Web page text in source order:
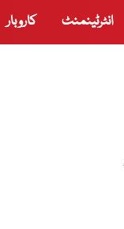
انٹرٹینمنٹ کاروبار